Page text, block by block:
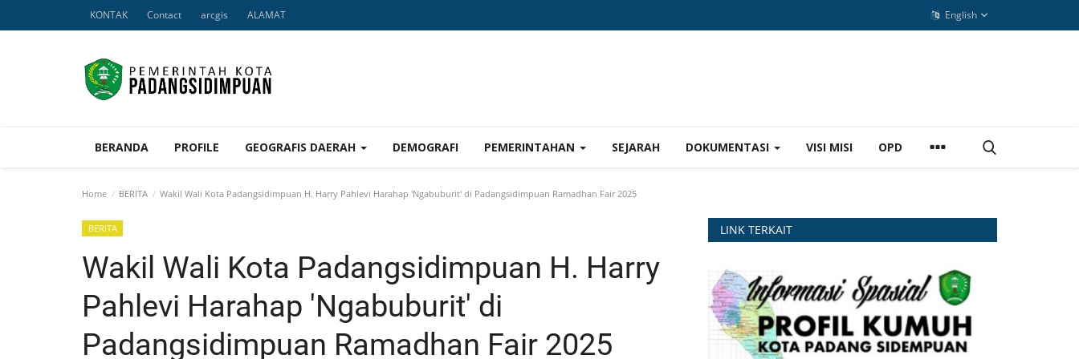
KONTAK Contact arcgis ALAMAT English
BERANDA PROFILE GEOGRAFIS DAERAH DEMOGRAFI PEMERINTAHAN SEJARAH DOKUMENTASI VISI MISI OPD
Home BERITA Wakil Wali Kota Padangsidimpuan H. Harry Pahlevi Harahap 'Ngabuburit' di Padangsidimpuan Ramadhan Fair 2025
BERITA
Wakil Wali Kota Padangsidimpuan H. Harry
Pahlevi Harahap 'Ngabuburit' di
Padangsidimpuan Ramadhan Fair 2025
LINK TERKAIT